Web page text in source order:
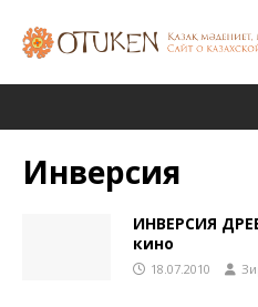
Инверсия
ИНВЕРСИЯ
кино
18.07.2010